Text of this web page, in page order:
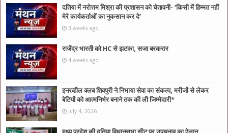
दतिया में नरोत्तम मिश्रा की प्रशासन को चेतावनी- ‘किसी में हिम्मत नहीं
मेरे कार्यकर्ताओं का नुकसान कर दे’
3 weeks ago
राजेंद्र भारती को HC से झटका, सजा बरकरार
4 weeks ago
इनरव्हील क्लब शिवपुरी ने निभाया सेवा का संकल्प, मरीजों से लेकर
बेटियों को आत्मनिर्भर बनाने तक की ली जिम्मेदारी*
July 4, 2026